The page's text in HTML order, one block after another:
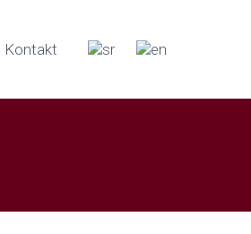
Kontakt